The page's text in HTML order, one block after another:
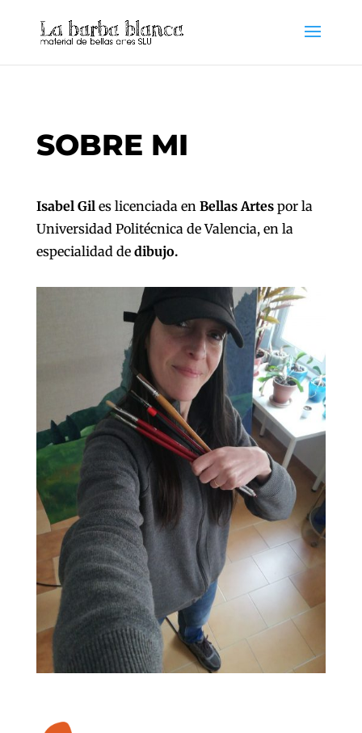
SOBRE MI
Isabel Giles licenciada en Bellas Artespor la
Universidad Politécnica de Valencia, en la
especialidad de dibujo.